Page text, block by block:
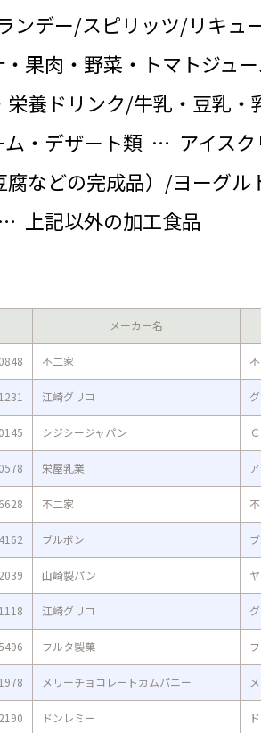
ンデー/スピリッツ/リキュ
肉・野菜・トマトジュ
栄養ドリンク/牛乳・豆乳
・デザート類 … アイス
腐などの完成品）/ヨーグル
上記以外の加工食品
メーカー名
不二家
江崎グリコ
シジシージャパン
栄屋乳業
不二家
ブルボン
山崎製パン
江崎グリコ
フルタ製菓
メリーチョコレートカムパニー
ドンレミー